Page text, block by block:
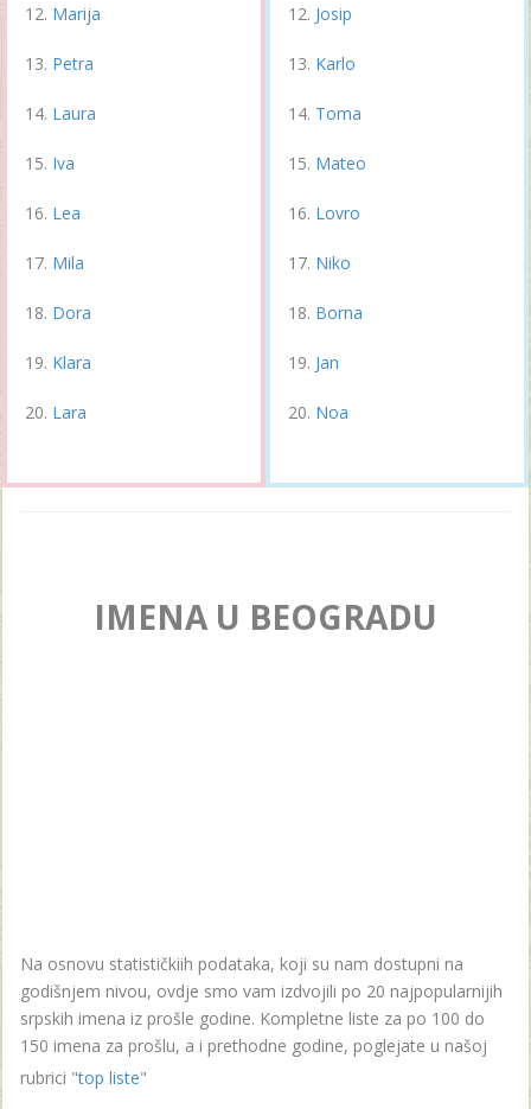
Marija
Petra
Laura
Iva
Lea
Mila
Dora
Klara
Lara
Josip
Karlo
Toma
Mateo
Lovro
Niko
Borna
Jan
Noa
IMENA U BEOGRADU
Na osnovu statističkiih podataka, koji su nam dostupni na
godišnjem nivou, ovdje smo vam izdvojili po 20 najpopularnijih
srpskih imena iz prošle godine. Kompletne liste za po 100 do
150 imena za prošlu, a i prethodne godine, poglejate u našoj
rubrici "top liste"